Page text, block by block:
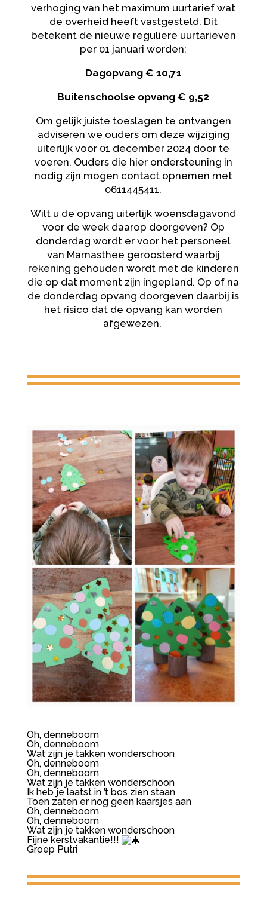
verhoging van het maximum uurtarief wat
de overheid heeft vastgesteld. Dit
betekent de nieuwe reguliere uurtarieven
per 01 januari worden:
Dagopvang € 10,71
Buitenschoolse opvang € 9,52
Om gelijk juiste toeslagen te ontvangen
adviseren we ouders om deze wijziging
uiterlijk voor 01 december 2024 door te
voeren. Ouders die hier ondersteuning in
nodig zijn mogen contact opnemen met
0611445411.
Wilt u de opvang uiterlijk woensdagavond
voor de week daarop doorgeven? Op
donderdag wordt er voor het personeel
van Mamasthee geroosterd waarbij
rekening gehouden wordt met de kinderen
die op dat moment zijn ingepland. Op of na
de donderdag opvang doorgeven daarbij is
het risico dat de opvang kan worden
afgewezen.
Oh, denneboom
Oh, denneboom
Wat zijn je takken wonderschoon
Oh, denneboom
Oh, denneboom
Wat zijn je takken wonderschoon
Ik heb je laatst in ’t bos zien staan
Toen zaten er nog geen kaarsjes aan
Oh, denneboom
Oh, denneboom
Wat zijn je takken wonderschoon
Fijne kerstvakantie!!!
Groep Putri